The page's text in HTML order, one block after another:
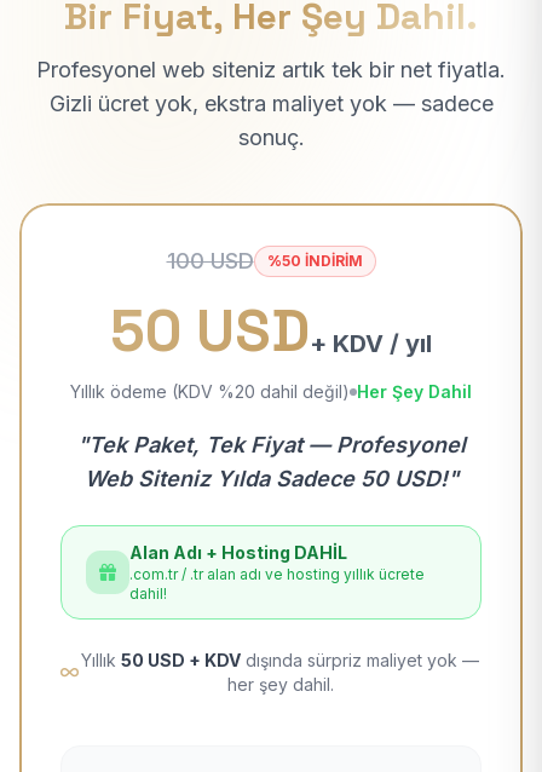
Bir Fiyat, Her Şey Dahil.
Profesyonel web siteniz artık tek bir net fiyatla.
Gizli ücret yok, ekstra maliyet yok — sadece
sonuç.
100 USD %50 İNDİRİM
50 USD+ KDV / yıl
Yıllık ödeme (KDV %20 dahil değil) Her Şey Dahil
"Tek Paket, Tek Fiyat — Profesyonel
Web Siteniz Yılda Sadece 50 USD!"
Alan Adı + Hosting DAHİL
.com.tr / .tr alan adı ve hosting yıllık ücrete
dahil!
Yıllık 50 USD + KDV dışında sürpriz maliyet yok —
her şey dahil.